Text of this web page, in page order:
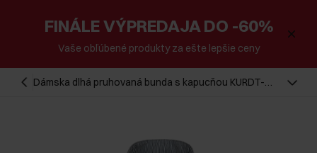
FINÁLE VÝPREDAJA DO -60%
Vaše obľúbené produkty za ešte lepšie ceny
Dámska dlhá pruhovaná bunda s kapucňou KURDT-